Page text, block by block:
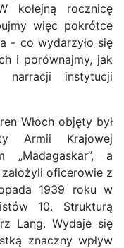
kolejną rocznicę
więc pokrótce
- co wydarzyło się
i porównajmy, jak
instytucji
Włoch objęty był
Armii Krajowej
„Madagaskar”, a
założyli oficerowie z
1939 roku w
10. Strukturą
Lang. Wydaje się
znaczny wpływ